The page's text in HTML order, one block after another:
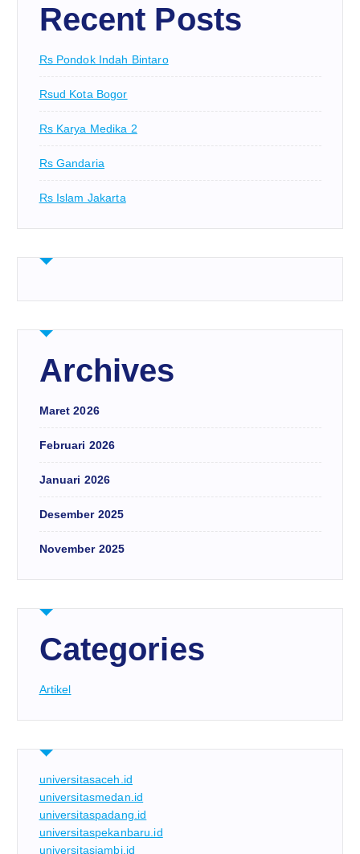
Recent Posts
Rs Pondok Indah Bintaro
Rsud Kota Bogor
Rs Karya Medika 2
Rs Gandaria
Rs Islam Jakarta
Archives
Maret 2026
Februari 2026
Januari 2026
Desember 2025
November 2025
Categories
Artikel
universitasaceh.id
universitasmedan.id
universitaspadang.id
universitaspekanbaru.id
universitasjambi.id